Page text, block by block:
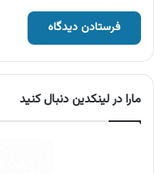
مارا در لینکدین دنبال کنید